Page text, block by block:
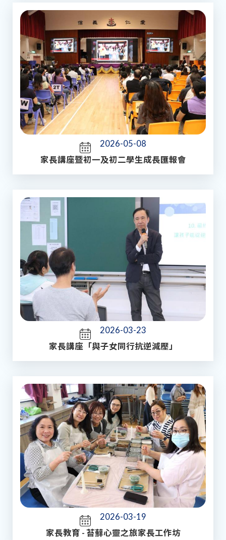
2026-05-08
家長講座暨初一及初二學生成長匯報會
2026-03-23
家長講座「與子女同行抗逆減壓」
2026-03-19
家長教育 - 苔蘚心靈之旅家長工作坊